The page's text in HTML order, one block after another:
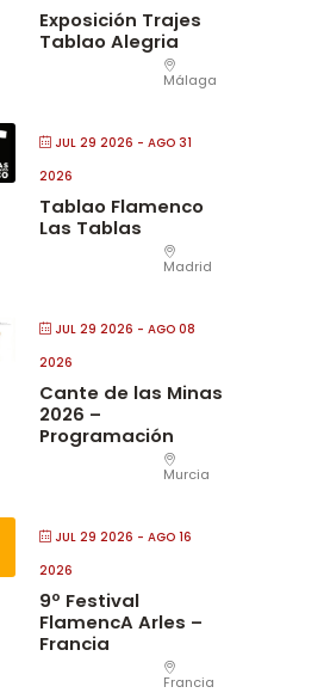
Exposición Trajes
Tablao Alegria
Málaga
JUL 29 2026 - AGO 31
2026
Tablao Flamenco
Las Tablas
Madrid
JUL 29 2026 - AGO 08
2026
Cante de las Minas
2026 –
Programación
Murcia
JUL 29 2026 - AGO 16
2026
9º Festival
FlamencA Arles –
Francia
Francia